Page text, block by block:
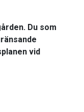
Du som
vid